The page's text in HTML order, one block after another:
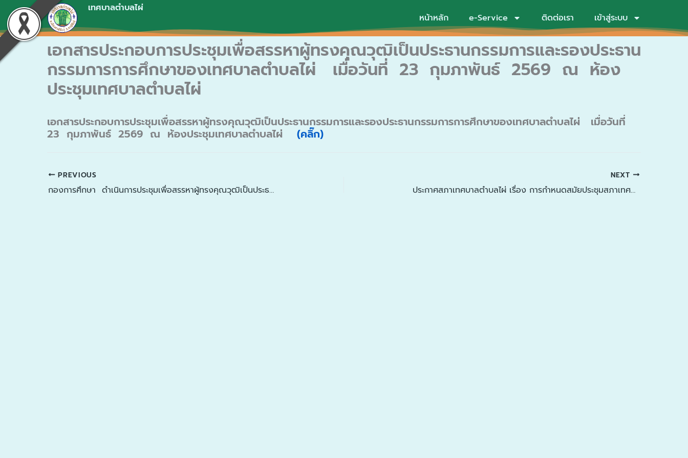
Skip
to
content
เทศบาลตำบลไผ่
หน้าหลัก
e-Service ติดต่อเรา เข้าสู่ระบบ
เอกสารประกอบการประชุมเพื่อสรรหาผู้ทรงคุณวุฒิเป็นประธานกรรมการและรองประธาน
กรรมการการศึกษาของเทศบาลตำบลไผ่ เมื่อวันที่ 23 กุมภาพันธ์ 2569 ณ ห้อง
ประชุมเทศบาลตำบลไผ่
เอกสารประกอบการประชุมเพื่อสรรหาผู้ทรงคุณวุฒิเป็นประธานกรรมการและรองประธานกรรมการการศึกษาของเทศบาลตำบลไผ่ เมื่อวันที่
23 กุมภาพันธ์ 2569 ณ ห้องประชุมเทศบาลตำบลไผ่ (คลิ๊ก)
PREVIOUS
กองการศึกษา ดำเนินการประชุมเพื่อสรรหาผู้ทรงคุณวุฒิเป็นประธานกรรมการและรองประธานกรรมการการศึกษาของเทศบาลตำบลไผ่ เมื่อวันที่ 23 กุมภาพันธ์ 2569 ณ ห้องประชุมเทศบาลตำบลไผ่
NEXT
ประกาศสภาเทศบาลตำบลไผ่ เรื่อง การกำหนดสมัยประชุมสภาเทศบาลตำบลไผ่ สมัยสามัญ ประจำปี พ.ศ. 2569 ประกาศ ณ วันที่ 10 กุมภาพันธ์ 2569